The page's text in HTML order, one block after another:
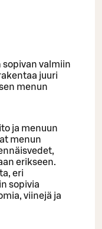
valmiin
juuri
menun
ja menuun
menun
erikseen.
eri
sopivia
viinejä ja